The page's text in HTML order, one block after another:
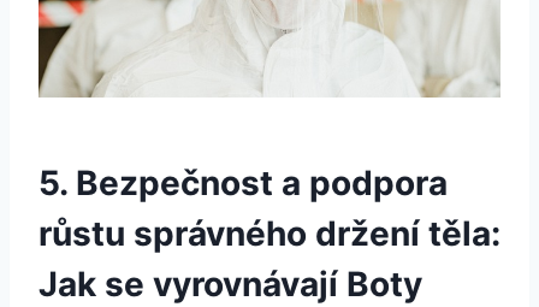
5.⁣ Bezpečnost a podpora
růstu správného držení těla:
Jak se vyrovnávají Boty ​